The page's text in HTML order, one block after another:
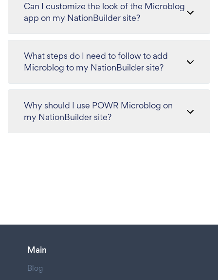
Can I customize the look of the Microblog
app on my NationBuilder site?
What steps do I need to follow to add
Microblog to my NationBuilder site?
Why should I use POWR Microblog on
my NationBuilder site?
Main
Blog